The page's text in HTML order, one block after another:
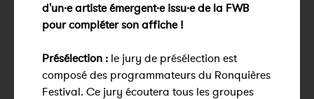
d'un·e artiste émergent·e issu·e de la FWB
pour compléter son affiche !
Présélection : le jury de présélection est
composé des programmateurs du Ronquières
Festival. Ce jury écoutera tous les groupes